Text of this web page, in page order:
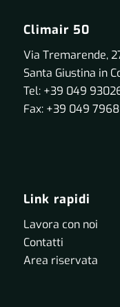
Climair 50
Via Tremarende,
Santa Giustina in
Tel: +39 049
Fax: +39 049
Link rapidi
Lavora con noi
Contatti
Area riservata